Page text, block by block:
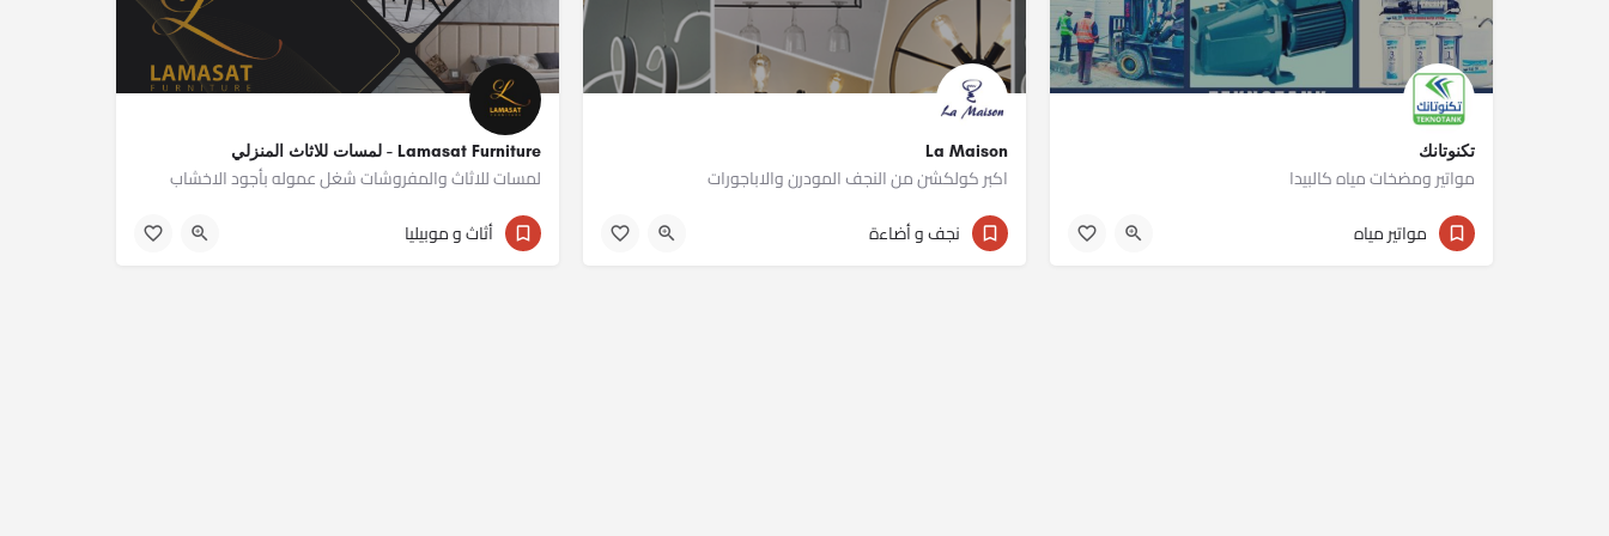
تكنوتانك
مواتير ومضخات مياه كالبيدا
01023430301
مواتير مياه
La Maison
اكبر كولكشن من النجف المودرن والاباجورات
011 12235641
نجف و أضاءة
Lamasat Furniture - لمسات للاثاث المنزلي
لمسات للاثاث والمفروشات شغل عموله بأجود الاخشاب
01277677688
أثاث و موبيليا